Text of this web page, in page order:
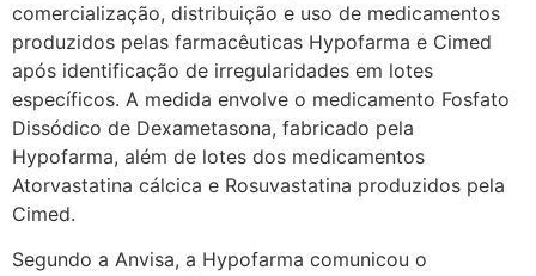
comercialização, distribuição e uso de medicamentos
produzidos pelas farmacêuticas Hypofarma e Cimed
após identificação de irregularidades em lotes
específicos. A medida envolve o medicamento Fosfato
Dissódico de Dexametasona, fabricado pela
Hypofarma, além de lotes dos medicamentos
Atorvastatina cálcica e Rosuvastatina produzidos pela
Cimed.
Segundo a Anvisa, a Hypofarma comunicou o